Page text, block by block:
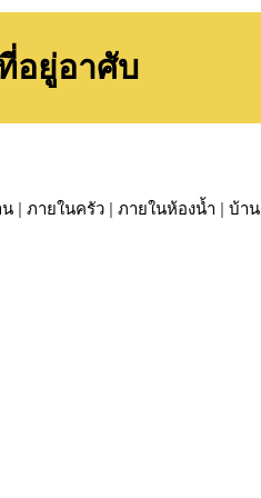
อยู่อาศับ
| ภายในครัว | ภายในห้องน้ำ | บ้าน